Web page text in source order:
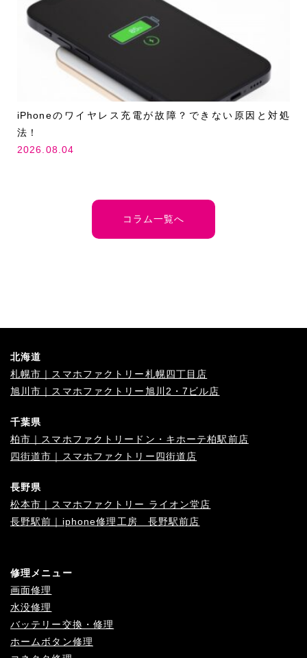
iPhoneのワイヤレス充電が故障？できない原因と対処
法！
2026.08.04
コラム一覧へ
北海道
札幌市｜スマホファクトリー札幌四丁目店
旭川市｜スマホファクトリー旭川2・7ビル店
千葉県
柏市｜スマホファクトリードン・キホーテ柏駅前店
四街道市｜スマホファクトリー四街道店
長野県
松本市｜スマホファクトリー ライオン堂店
長野駅前｜iphone修理工房 長野駅前店
修理メニュー
画面修理
水没修理
バッテリー交換・修理
ホームボタン修理